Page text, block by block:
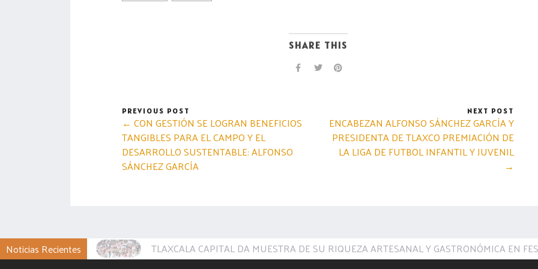
SHARE THIS
PREVIOUS POST
← CON GESTIÓN SE LOGRAN BENEFICIOS
TANGIBLES PARA EL CAMPO Y EL
DESARROLLO SUSTENTABLE: ALFONSO
SÁNCHEZ GARCÍA
NEXT POST
ENCABEZAN ALFONSO SÁNCHEZ GARCÍA Y
PRESIDENTA DE TLAXCO PREMIACIÓN DE
LA LIGA DE FUTBOL INFANTIL Y JUVENIL
→
Noticias Recientes TLAXCALA CAPITAL DA MUESTRA DE SU RIQUEZA ARTESANAL Y GASTRONÓMICA EN